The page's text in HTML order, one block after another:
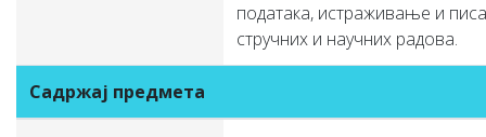
података, истраживање и
стручних и научних радова.
Садржај предмета